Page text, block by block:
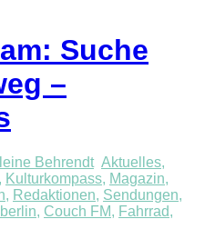
Suche
–
Behrendt Aktuelles,
Kulturkompass, Magazin,
, Redaktionen, Sendungen,
berlin, Couch FM, Fahrrad,